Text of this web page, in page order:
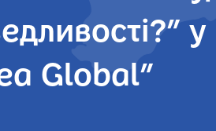
Global”